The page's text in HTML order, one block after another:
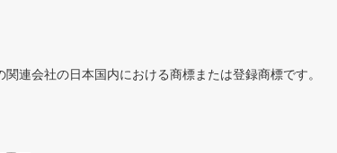
連会社の日本国内における商標または登録商標です。